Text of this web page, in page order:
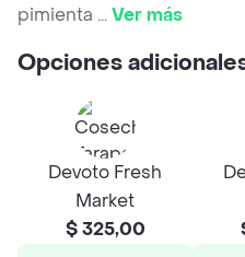
pimienta ...Ver más
Opciones
Devoto Fresh
Market
$ 325,00